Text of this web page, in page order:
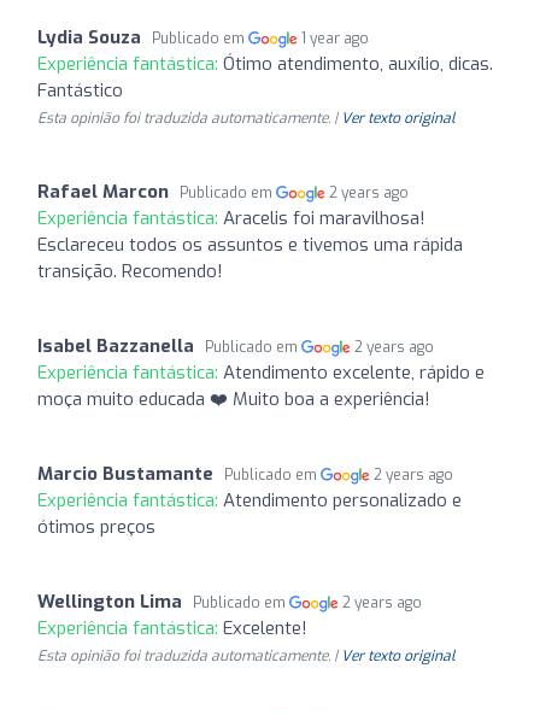
Lydia Souza Publicado em 1 year ago
Experiência fantástica: Ótimo atendimento, auxílio, dicas.
Fantástico
Esta opinião foi traduzida automaticamente. | Ver texto original
Rafael Marcon Publicado em 2 years ago
Experiência fantástica: Aracelis foi maravilhosa!
Esclareceu todos os assuntos e tivemos uma rápida
transição. Recomendo!
Isabel Bazzanella Publicado em 2 years ago
Experiência fantástica: Atendimento excelente, rápido e
moça muito educada ❤️ Muito boa a experiência!
Marcio Bustamante Publicado em 2 years ago
Experiência fantástica: Atendimento personalizado e
ótimos preços
Wellington Lima Publicado em 2 years ago
Experiência fantástica: Excelente!
Esta opinião foi traduzida automaticamente. | Ver texto original